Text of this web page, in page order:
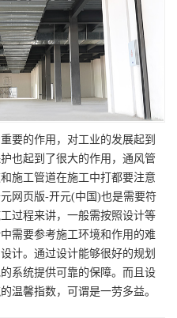
要的作用，对工业的发展起到
也起到了很大的作用，通风管
施工管道在施工中打都要注意
网页版-开元(中国)也是需要符
过程来讲，一般需按照设计等
需要参考施工环境和作用的难
计。通过设计能够很好的规划
系统提供可靠的保障。而且设
温馨指数，可谓是一劳多益。